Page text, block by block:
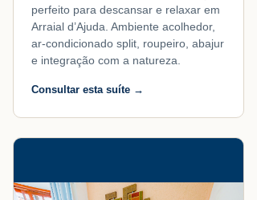
perfeito para descansar e relaxar em
Arraial d’Ajuda. Ambiente acolhedor,
ar-condicionado split, roupeiro, abajur
e integração com a natureza.
Consultar esta suíte →